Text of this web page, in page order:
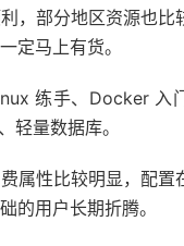
，部分地区资源也比
定马上有货。
练手、Docker 入
轻量数据库。
属性比较明显，配置
的用户长期折腾。